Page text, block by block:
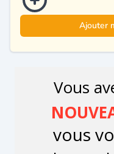
Ajouter